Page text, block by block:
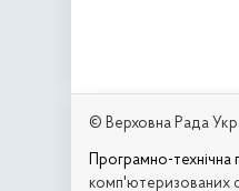
© Верховна Рада
Програмно-технічна
комп'ютеризованих